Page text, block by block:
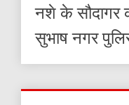
नशे के सौदागर
सुभाष नगर